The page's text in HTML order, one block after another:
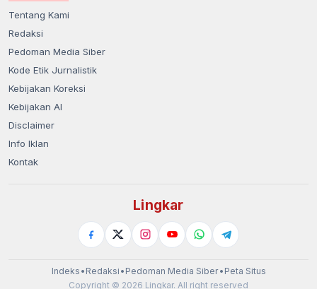
Tentang Kami
Redaksi
Pedoman Media Siber
Kode Etik Jurnalistik
Kebijakan Koreksi
Kebijakan AI
Disclaimer
Info Iklan
Kontak
Lingkar
Indeks • Redaksi • Pedoman Media Siber• Peta Situs
Copyright © 2026 Lingkar. All right reserved